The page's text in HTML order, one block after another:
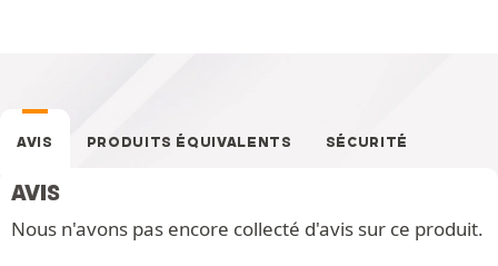
AVIS PRODUITS ÉQUIVALENTS SÉCURITÉ
AVIS
Nous n'avons pas encore collecté d'avis sur ce produit.